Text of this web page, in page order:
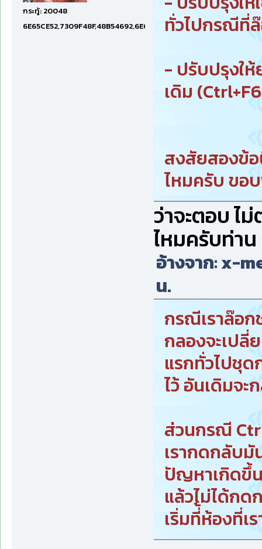
กระทู้: 20048
6E65CE52,7309F48F,48B54692,6E674E74,1E001EF5ทั่วไปกรณีที่
- ปรับปรุงใ
เดิม
สงสัยสองข้อ
ไหมครับ ขอ
ว่าจะตอบ ไ
ไหมครับท่าน
อ้างจาก: x-
น.
กรณีเราล๊อก
กลองจะเปลี่
แรกทั่วไปชุด
ไว้ อันเดิมจะ
ส่วนกรณี
เรากดกลับมั
ปัญหาเกิดขึ้
แล้วไม่ได้กด
เริ่มที่้ห้องที่เ